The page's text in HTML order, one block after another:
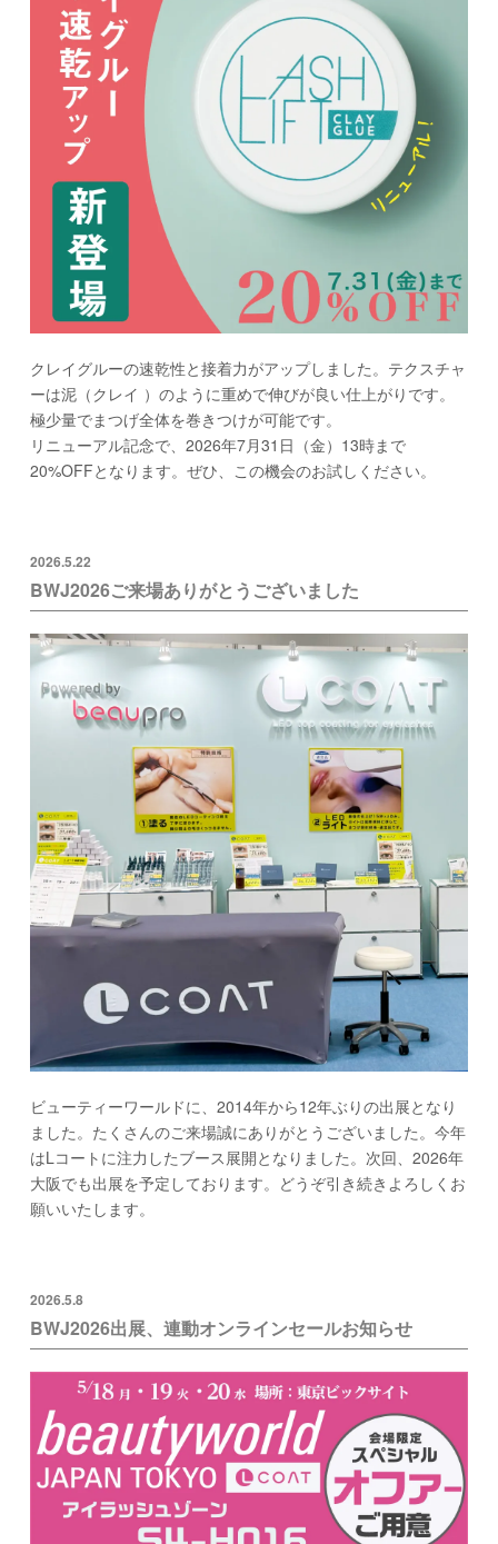
クレイグルーの速乾性と接着力がアップしました。テクスチャ
ーは泥（クレイ ）のように重めで伸びが良い仕上がりです。
極少量でまつげ全体を巻きつけが可能です。
リニューアル記念で、2026年7月31日（金）13時まで
20%OFFとなります。ぜひ、この機会のお試しください。
2026.5.22
BWJ2026ご来場ありがとうございました
ビューティーワールドに、2014年から12年ぶりの出展となり
ました。たくさんのご来場誠にありがとうございました。今年
はLコートに注力したブース展開となりました。次回、2026年
大阪でも出展を予定しております。どうぞ引き続きよろしくお
願いいたします。
2026.5.8
BWJ2026出展、連動オンラインセールお知らせ